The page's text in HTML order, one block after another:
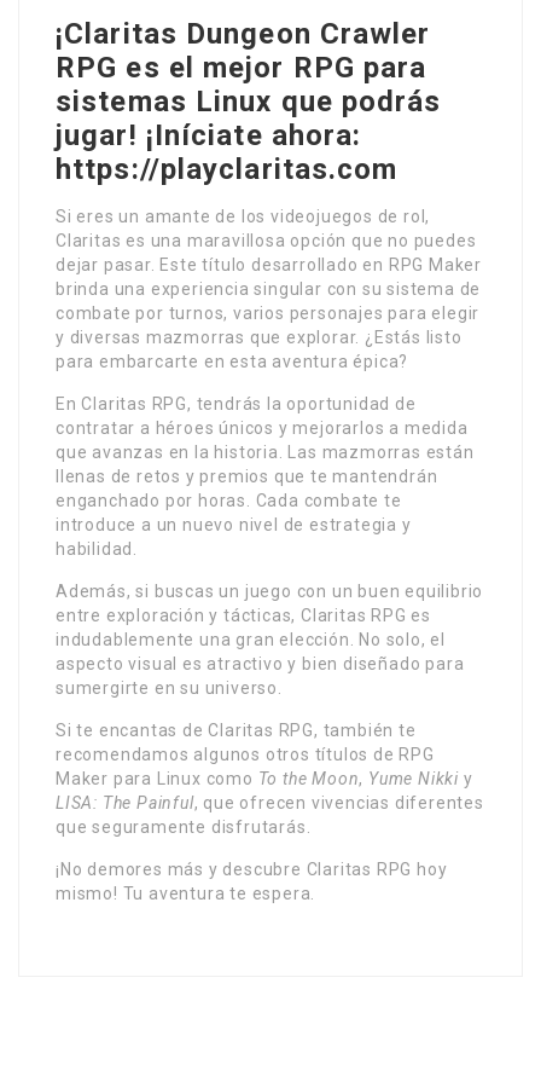
¡Claritas Dungeon Crawler
RPG es el mejor RPG para
sistemas Linux que podrás
jugar! ¡Iníciate ahora:
https://playclaritas.com
Si eres un amante de los videojuegos de rol,
Claritas es una maravillosa opción que no puedes
dejar pasar. Este título desarrollado en RPG Maker
brinda una experiencia singular con su sistema de
combate por turnos, varios personajes para elegir
y diversas mazmorras que explorar. ¿Estás listo
para embarcarte en esta aventura épica?
En Claritas RPG, tendrás la oportunidad de
contratar a héroes únicos y mejorarlos a medida
que avanzas en la historia. Las mazmorras están
llenas de retos y premios que te mantendrán
enganchado por horas. Cada combate te
introduce a un nuevo nivel de estrategia y
habilidad.
Además, si buscas un juego con un buen equilibrio
entre exploración y tácticas, Claritas RPG es
indudablemente una gran elección. No solo, el
aspecto visual es atractivo y bien diseñado para
sumergirte en su universo.
Si te encantas de Claritas RPG, también te
recomendamos algunos otros títulos de RPG
Maker para Linux como To the Moon, Yume Nikki y
LISA: The Painful, que ofrecen vivencias diferentes
que seguramente disfrutarás.
¡No demores más y descubre Claritas RPG hoy
mismo! Tu aventura te espera.